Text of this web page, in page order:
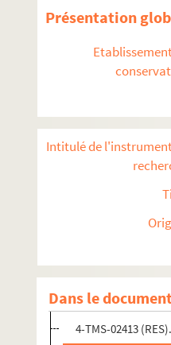
Présentation
Intitulé de
Dans le
Henry
Armand Thibaut.
Fernand Nozière.
Eugène Brieux. La robe
4-TMS-02575
2-TMS-00089
8-TMS-02103
8-TMS-02104
4-TMS-02413